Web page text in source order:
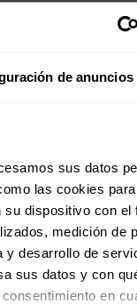
de anuncios
sus datos
las cookies para
dispositivo con el
medición de
y desarrollo de
sus datos y con
en
de bono
millón
el precio
(PVPC).
María Muñoz
comprometida con
fiscal y trata de
estamos
valor sostenible y
social y gobierno